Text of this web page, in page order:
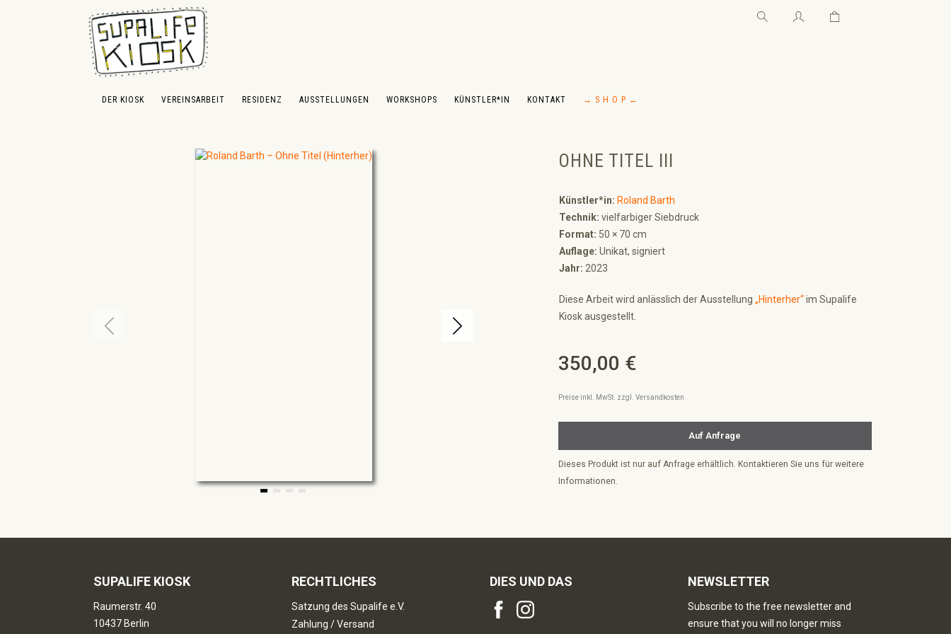
Hauptinhalt springen
Zur Suche springen
Zur Hauptnavigation springen Warenkorb enthält 0
DER KIOSK VEREINSARBEIT RESIDENZ AUSSTELLUNGEN WORKSHOPS KÜNSTLER*IN KONTAKT → S H O P ←
OHNE TITEL III
Künstler*in: Roland Barth
Technik: vielfarbiger Siebdruck
Format: 50 × 70 cm
Auflage: Unikat, signiert
Jahr: 2023
Diese Arbeit wird anlässlich der Ausstellung „Hinterher“ im Supalife
Kiosk ausgestellt.
Regulärer Preis:
350,00 €
Preise inkl. MwSt. zzgl. Versandkosten
Auf Anfrage
Dieses Produkt ist nur auf Anfrage erhältlich. Kontaktieren Sie uns für weitere
Informationen.
SUPALIFE KIOSK
Raumerstr. 40
10437 Berlin
RECHTLICHES
Satzung des Supalife e.V.
Zahlung / Versand
DIES UND DAS NEWSLETTER
Subscribe to the free newsletter and
ensure that you will no longer miss